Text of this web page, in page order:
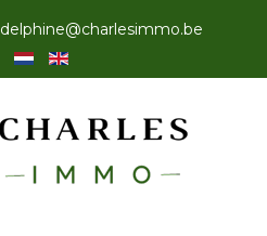
delphine@charlesimmo.be